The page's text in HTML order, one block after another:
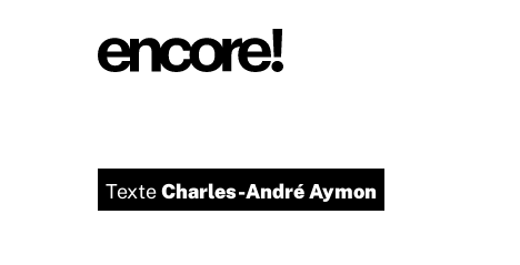
TexteCharles-André Aymon